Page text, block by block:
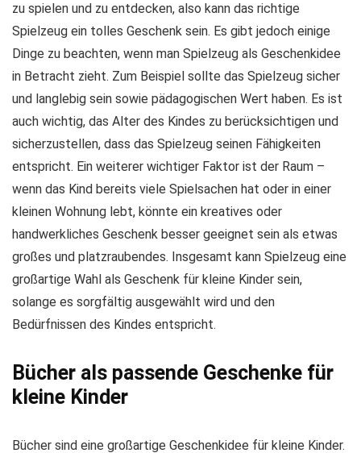
zu spielen und zu entdecken, also kann das richtige
Spielzeug ein tolles Geschenk sein. Es gibt jedoch einige
Dinge zu beachten, wenn man Spielzeug als Geschenkidee
in Betracht zieht. Zum Beispiel sollte das Spielzeug sicher
und langlebig sein sowie pädagogischen Wert haben. Es ist
auch wichtig, das Alter des Kindes zu berücksichtigen und
sicherzustellen, dass das Spielzeug seinen Fähigkeiten
entspricht. Ein weiterer wichtiger Faktor ist der Raum –
wenn das Kind bereits viele Spielsachen hat oder in einer
kleinen Wohnung lebt, könnte ein kreatives oder
handwerkliches Geschenk besser geeignet sein als etwas
großes und platzraubendes. Insgesamt kann Spielzeug eine
großartige Wahl als Geschenk für kleine Kinder sein,
solange es sorgfältig ausgewählt wird und den
Bedürfnissen des Kindes entspricht.
Bücher als passende Geschenke für
kleine Kinder
Bücher sind eine großartige Geschenkidee für kleine Kinder.